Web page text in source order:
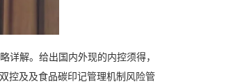
详解。给出国内外现的内控须得，
控及及食品碳印记管理机制风险管